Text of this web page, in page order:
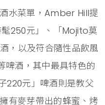
水菜單，Amber Hill提
250元」、「Mojito莫
，以及符合隨性品飲風
啤酒，其中最具特色的
220元」啤酒則是教父
有麥芽帶出的蜂蜜、烤